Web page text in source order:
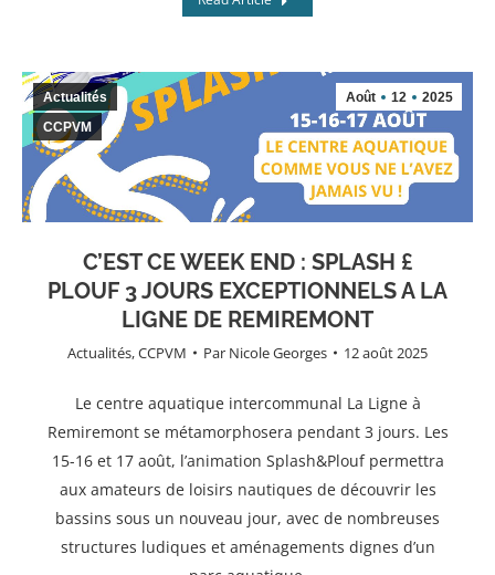
C’EST CE WEEK END : SPLASH £
PLOUF 3 JOURS EXCEPTIONNELS A LA
LIGNE DE REMIREMONT
Actualités,CCPVM Par Nicole Georges 12 août 2025
Août 12 2025
Actualités
CCPVM
Le centre aquatique intercommunal La Ligne à
Remiremont se métamorphosera pendant 3 jours. Les
15-16 et 17 août, l’animation Splash&Plouf permettra
aux amateurs de loisirs nautiques de découvrir les
bassins sous un nouveau jour, avec de nombreuses
structures ludiques et aménagements dignes d’un